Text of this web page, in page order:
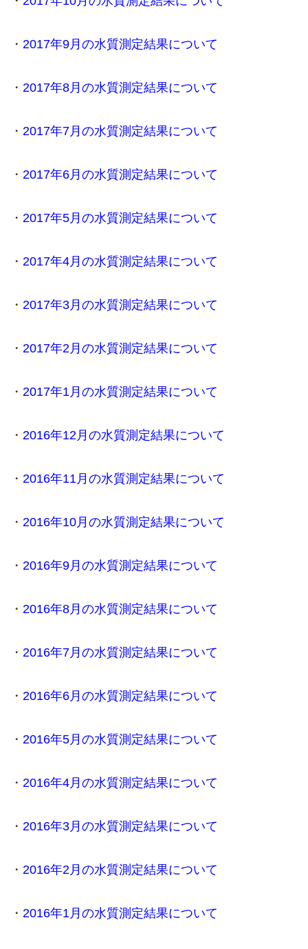
・ 2017年9月の水質測定結果について
・ 2017年8月の水質測定結果について
・ 2017年7月の水質測定結果について
・ 2017年6月の水質測定結果について
・ 2017年5月の水質測定結果について
・ 2017年4月の水質測定結果について
・ 2017年3月の水質測定結果について
・ 2017年2月の水質測定結果について
・ 2017年1月の水質測定結果について
・ 2016年12月の水質測定結果について
・ 2016年11月の水質測定結果について
・ 2016年10月の水質測定結果について
・ 2016年9月の水質測定結果について
・ 2016年8月の水質測定結果について
・ 2016年7月の水質測定結果について
・ 2016年6月の水質測定結果について
・ 2016年5月の水質測定結果について
・ 2016年4月の水質測定結果について
・ 2016年3月の水質測定結果について
・ 2016年2月の水質測定結果について
・ 2016年1月の水質測定結果について